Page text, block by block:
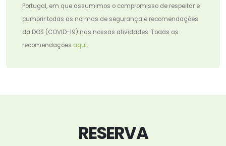
Portugal, em que assumimos o compromisso de respeitar e
cumprir todas as normas de segurança e recomendações
da DGS (COVID-19) nas nossas atividades. Todas as
recomendações aqui.
RESERVA